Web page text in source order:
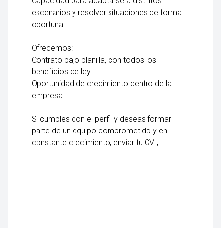
escenarios y resolver situaciones de forma
oportuna.
Ofrecemos:
Contrato bajo planilla, con todos los
beneficios de ley.
Oportunidad de crecimiento dentro de la
empresa.
Si cumples con el perfil y deseas formar
parte de un equipo comprometido y en
constante crecimiento, enviar tu CV",